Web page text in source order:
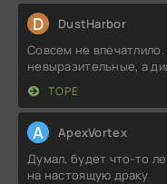
D DustHarbor
Совсем не
невыразительные, а
ТОРЕ
A ApexVortex
Думал, будет что-то
на настоящую драку